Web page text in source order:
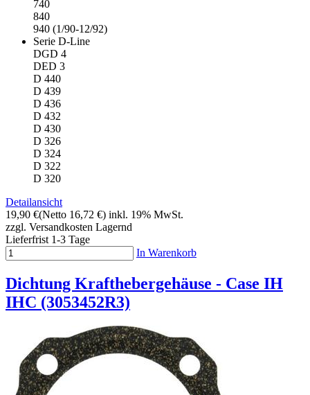
740
840
940 (1/90-12/92)
Serie D-Line
DGD 4
DED 3
D 440
D 439
D 436
D 432
D 430
D 326
D 324
D 322
D 320
Detailansicht
19,90 €(Netto 16,72 €) inkl. 19% MwSt.
zzgl. Versandkosten Lagernd
Lieferfrist 1-3 Tage
In Warenkorb
Dichtung Krafthebergehäuse - Case IH
IHC (3053452R3)